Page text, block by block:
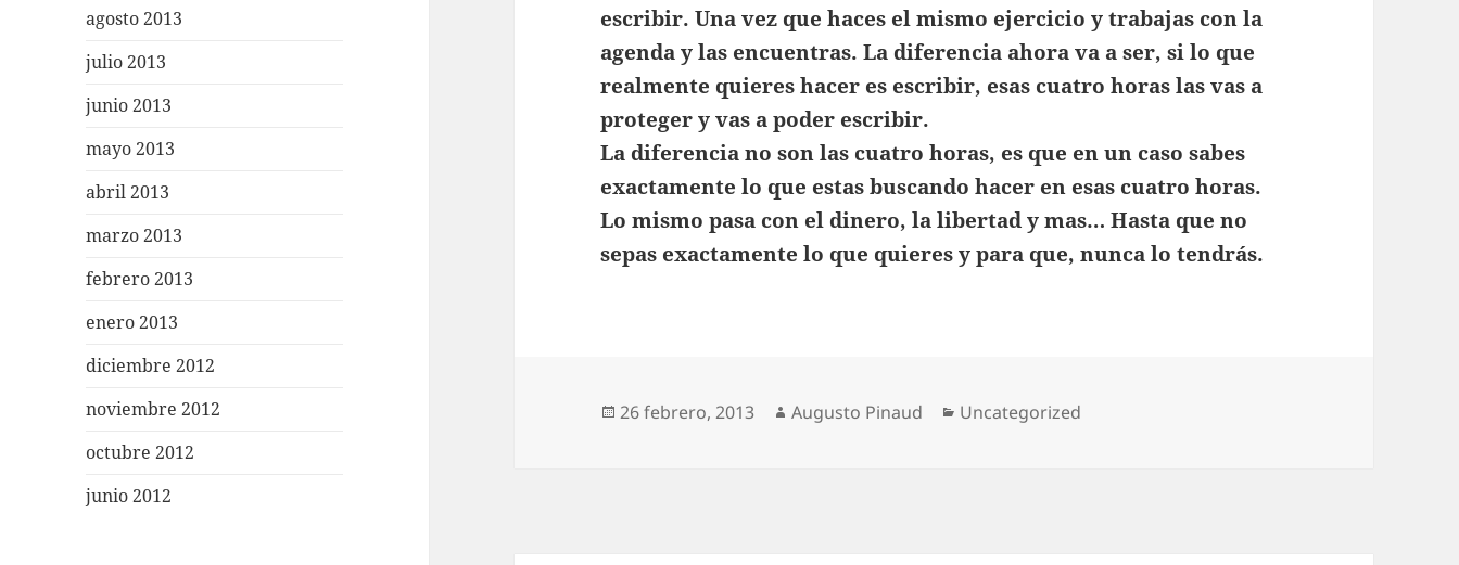
agosto 2013
julio 2013
junio 2013
mayo 2013
abril 2013
marzo 2013
febrero 2013
enero 2013
diciembre 2012
noviembre 2012
octubre 2012
junio 2012
escribir. Una vez que haces el mismo ejercicio y trabajas con la
agenda y las encuentras. La diferencia ahora va a ser, si lo que
realmente quieres hacer es escribir, esas cuatro horas las vas a
proteger y vas a poder escribir.
La diferencia no son las cuatro horas, es que en un caso sabes
exactamente lo que estas buscando hacer en esas cuatro horas.
Lo mismo pasa con el dinero, la libertad y mas… Hasta que no
sepas exactamente lo que quieres y para que, nunca lo tendrás.
Publicado
26 febrero, 2013 Autor
Augusto Pinaud Categorías
Uncategorized